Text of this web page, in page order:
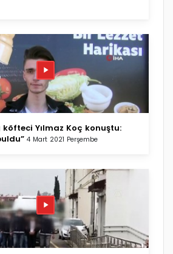
Yılmaz Koç konuştu:
4 Mart 2021 Perşembe